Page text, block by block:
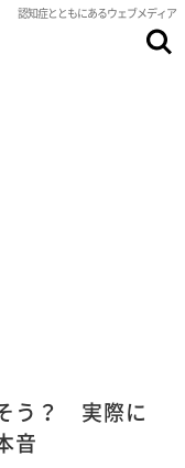
認知症とともにあるウェブメディア
う？ 実際に
音